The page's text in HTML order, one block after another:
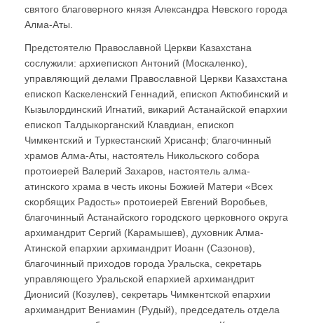
святого благоверного князя Александра Невского города
Алма-Аты.
Предстоятелю Православной Церкви Казахстана
сослужили: архиепископ Антоний (Москаленко),
управляющий делами Православной Церкви Казахстана
епископ Каскеленский Геннадий, епископ Актюбинский и
Кызылординский Игнатий, викарий Астанайской епархии
епископ Талдыкорганский Клавдиан, епископ
Чимкентский и Туркестанский Хрисанф; благочинный
храмов Алма-Аты, настоятель Никольского собора
протоиерей Валерий Захаров, настоятель алма-
атинского храма в честь иконы Божией Матери «Всех
скорбящих Радость» протоиерей Евгений Воробьев,
благочинный Астанайского городского церковного округа
архимандрит Сергий (Карамышев), духовник Алма-
Атинской епархии архимандрит Иоанн (Сазонов),
благочинный приходов города Уральска, секретарь
управляющего Уральской епархией архимандрит
Дионисий (Козулев), секретарь Чимкентской епархии
архимандрит Вениамин (Рудый), председатель отдела